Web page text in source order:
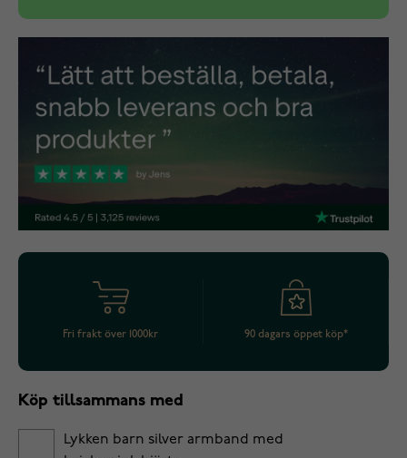
Fri frakt över 1000kr 90 dagars öppet köp*
Köp tillsammans med
Lykken barn silver armband med